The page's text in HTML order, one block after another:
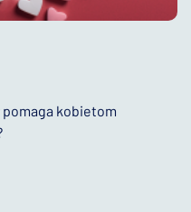
pomaga kobietom